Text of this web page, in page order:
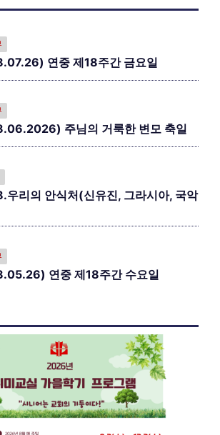
연중 제18주간 금요일
주님의 거룩한 변모 축일
리의 안식처(신유진, 그라시아, 국악
연중 제18주간 수요일